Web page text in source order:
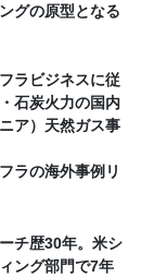
グの原型となる
ラビジネスに従
石炭火力の国内
ア）天然ガス事
ラの海外事例リ
チ歴30年。米シ
ング部門で7年